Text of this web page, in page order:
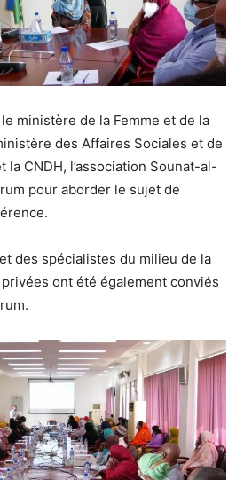
ministère de la Femme et de la
des Affaires Sociales et de
la CNDH, l’association Sounat-al-
pour aborder le sujet de
des spécialistes du milieu de la
ont été également conviés